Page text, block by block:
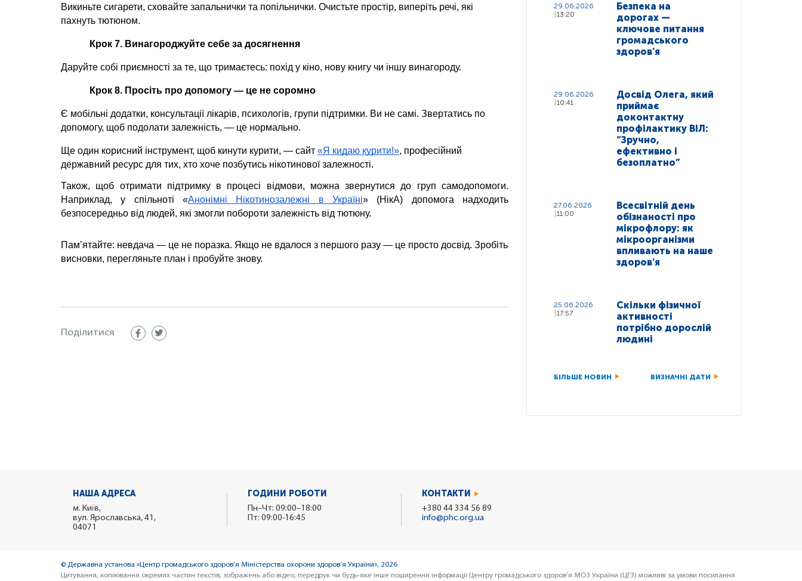
Викиньте сигарети, сховайте запальнички та попільнички. Очистьте простір, виперіть речі, які
пахнуть тютюном.
Крок 7. Винагороджуйте себе за досягнення
Даруйте собі приємності за те, що тримаєтесь: похід у кіно, нову книгу чи іншу винагороду.
Крок 8. Просіть про допомогу — це не соромно
Є мобільні додатки, консультації лікарів, психологів, групи підтримки. Ви не самі. Звертатись по
допомогу, щоб подолати залежність, — це нормально.
Ще один корисний інструмент, щоб кинути курити, — сайт «Я кидаю курити!», професійний
державний ресурс для тих, хто хоче позбутись нікотинової залежності.
Також, щоб отримати підтримку в процесі відмови, можна звернутися до груп самодопомоги.
Наприклад, у спільноті «Анонімні Нікотинозалежні в Україні» (НікА) допомога надходить
безпосередньо від людей, які змогли побороти залежність від тютюну.
Пам’ятайте: невдача — це не поразка. Якщо не вдалося з першого разу — це просто досвід. Зробіть
висновки, перегляньте план і пробуйте знову.
Поділитися
29.06.2026
13:20
Безпека на
дорогах —
ключове питання
громадського
здоров’я
29.06.2026
10:41
Досвід Олега, який
приймає
доконтактну
профілактику ВІЛ:
“Зручно,
ефективно і
безоплатно”
27.06.2026
11:00
Всесвітній день
обізнаності про
мікрофлору: як
мікроорганізми
впливають на наше
здоров’я
25.06.2026
17:57
Скільки фізичної
активності
потрібно дорослій
людині
БІЛЬШЕ НОВИН ВИЗНАЧНІ ДАТИ
НАША АДРЕСА
м. Київ,
вул. Ярославська, 41,
04071
ГОДИНИ РОБОТИ
Пн–Чт: 09:00–18:00
Пт: 09:00-16:45
КОНТАКТИ
+380 44 334 56 89
info@phc.org.ua
© Державна установа «Центр громадського здоров’я Міністерства охорони здоров’я України», 2026
Цитування, копіювання окремих частин текстів, зображень або відео, передрук чи будь-яке інше поширення інформації Центру громадського здоров’я МОЗ України (ЦГЗ) можливі за умови посилання